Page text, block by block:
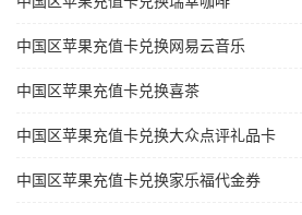
中国区苹果充值卡兑换网易云音乐
中国区苹果充值卡兑换喜茶
中国区苹果充值卡兑换大众点评礼品卡
中国区苹果充值卡兑换家乐福代金券